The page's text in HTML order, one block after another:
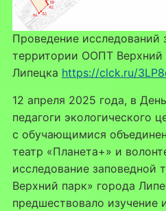
Проведение исследований
территории ООПТ Верхний
Липецка https://clck.ru/
12 апреля 2025 года, в
педагоги экологического
с обучающимися
театр «Планета+» и
исследование
Верхний парк» города
предшествовало изучение